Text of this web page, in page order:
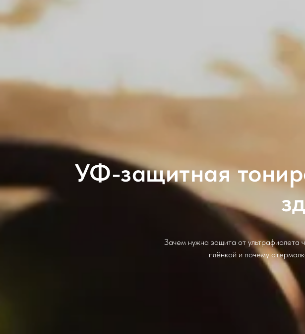
УФ-защитная
Зачем нужна защита от ультрафиолета
плёнкой и почему